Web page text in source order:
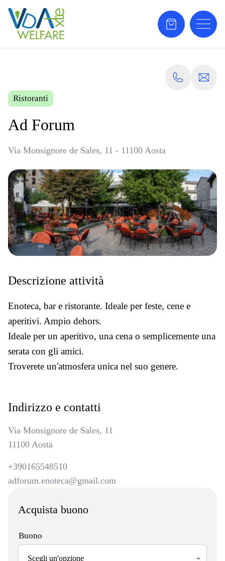
Ristoranti
Ad Forum
Via Monsignore de Sales, 11 - 11100 Aosta
Descrizione attività
Enoteca, bar e ristorante. Ideale per feste, cene e
aperitivi. Ampio dehors.
Ideale per un aperitivo, una cena o semplicemente una
serata con gli amici.
Troverete un'atmosfera unica nel suo genere.
Indirizzo e contatti
Via Monsignore de Sales, 11
11100 Aosta
+390165548510
adforum.enoteca@gmail.com
Acquista buono
Buono